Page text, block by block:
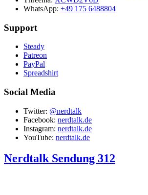
WhatsApp: +49 175 6488804
Support
Steady
Patreon
PayPal
Spreadshirt
Social Media
Twitter: @nerdtalk
Facebook: nerdtalk.de
Instagram: nerdtalk.de
YouTube: nerdtalk.de
Nerdtalk Sendung 312